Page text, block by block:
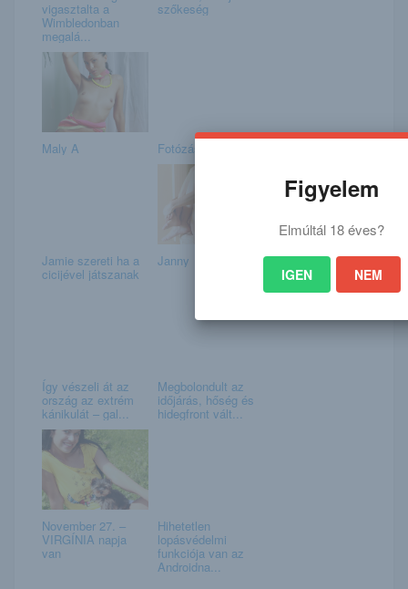
vigasztalta a
Wimbledonban
megalá...
szőkeség
Maly A Fotózás
Jamie szereti ha a
cicijével játszanak
Janny
Így vészeli át az
ország az extrém
kánikulát – gal...
Megbolondult az
időjárás, hőség és
hidegfront vált...
November 27. –
VIRGÍNIA napja
van
Hihetetlen
lopásvédelmi
funkciója van az
Androidna...
Figyelem
Elmúltál 18 éves?
IGEN NEM